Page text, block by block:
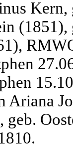
Ariana
geb.